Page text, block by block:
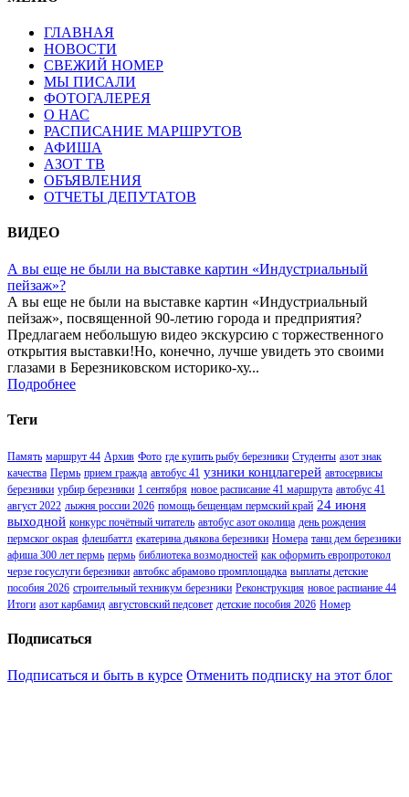
ГЛАВНАЯ
НОВОСТИ
СВЕЖИЙ НОМЕР
МЫ ПИСАЛИ
ФОТОГАЛЕРЕЯ
О НАС
РАСПИСАНИЕ МАРШРУТОВ
АФИША
АЗОТ ТВ
ОБЪЯВЛЕНИЯ
ОТЧЕТЫ ДЕПУТАТОВ
ВИДЕО
А вы еще не были на выставке картин «Индустриальный
пейзаж»?
А вы еще не были на выставке картин «Индустриальный
пейзаж», посвященной 90-летию города и предприятия?
Предлагаем небольшую видео экскурсию с торжественного
открытия выставки!Но, конечно, лучше увидеть это своими
глазами в Березниковском историко-ху...
Подробнее
Теги
Память маршрут 44 Архив Фото где купить рыбу березники Студенты азот знак
качества Пермь прием гражда автобус 41 узники концлагерей автосервисы
березники урбир березники 1 сентября новое расписание 41 маршрута автобус 41
август 2022 лыжня россии 2026 помощь бещенцам пермский край 24 июня
выходной конкурс почётный читатель автобус азот околица день рождения
пермског окрая флешбаттл екатерина дьякова березники Номера танц дем березники
афиша 300 лет пермь пермь библиотека возмодностей как оформить европротокол
черзе госуслуги березники автобкс абрамово промплощадка выплаты детские
пособия 2026 строительный техникум березники Реконструкция новое распиание 44
Итоги азот карбамид августовский педсовет детские пособия 2026 Номер
Подписаться
Подписаться и быть в курсе Отменить подписку на этот блог